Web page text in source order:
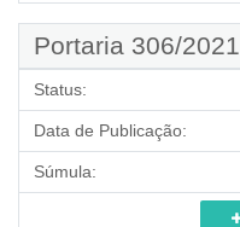
Portaria 306/2021
Status:
Data de Publicação:
Súmula: